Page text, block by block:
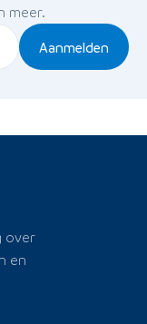
meer.
Aanmelden
over
en